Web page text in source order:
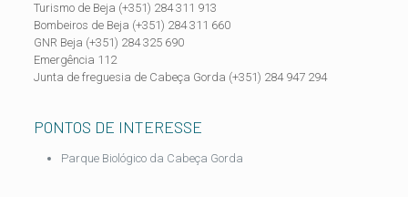
Turismo de Beja (+351) 284 311 913
Bombeiros de Beja (+351) 284 311 660
GNR Beja (+351) 284 325 690
Emergência 112
Junta de freguesia de Cabeça Gorda (+351) 284 947 294
PONTOS DE INTERESSE
Parque Biológico da Cabeça Gorda